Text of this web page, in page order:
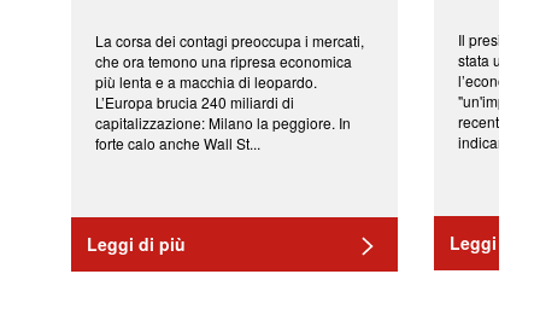
La corsa dei contagi preoccupa i mercati,
che ora temono una ripresa economica
più lenta e a macchia di leopardo.
L’Europa brucia 240 miliardi di
capitalizzazione: Milano la peggiore. In
forte calo anche Wall St...
Leggi di più
Il
stata una
l’economia
recenti
indicano
Leggi di